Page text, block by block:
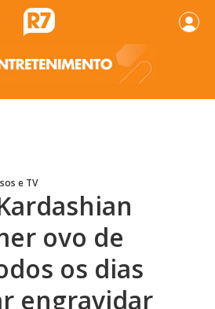
e TV
ovo de
os dias
engravidar